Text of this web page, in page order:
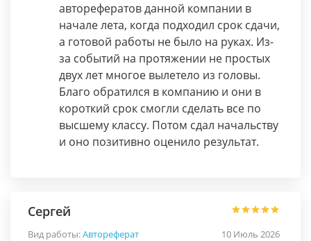
авторефератов данной компании в
начале лета, когда подходил срок сдачи,
а готовой работы не было на руках. Из-
за событий на протяжении не простых
двух лет многое вылетело из головы.
Благо обратился в компанию и они в
короткий срок смогли сделать все по
высшему классу. Потом сдал начальству
и оно позитивно оценило результат.
Сергей
Вид работы:Автореферат 10 Июль 2026